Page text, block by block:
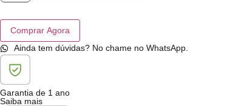
Comprar Agora
Ainda tem dúvidas? No chame no WhatsApp.
Garantia de 1 ano
Saiba mais